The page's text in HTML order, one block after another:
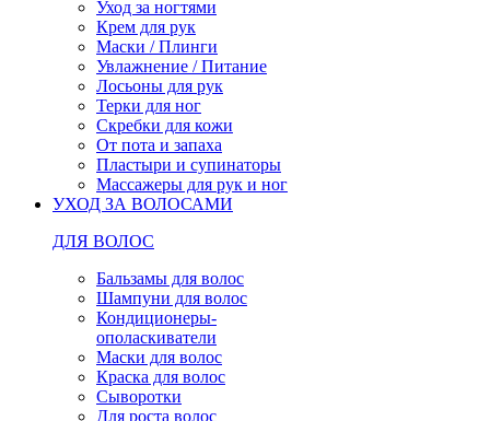
Уход за ногтями
Крем для рук
Маски / Плинги
Увлажнение / Питание
Лосьоны для рук
Терки для ног
Скребки для кожи
От пота и запаха
Пластыри и супинаторы
Массажеры для рук и ног
УХОД ЗА ВОЛОСАМИ
ДЛЯ ВОЛОС
Бальзамы для волос
Шампуни для волос
Кондиционеры-
ополаскиватели
Маски для волос
Краска для волос
Сыворотки
Для роста волос